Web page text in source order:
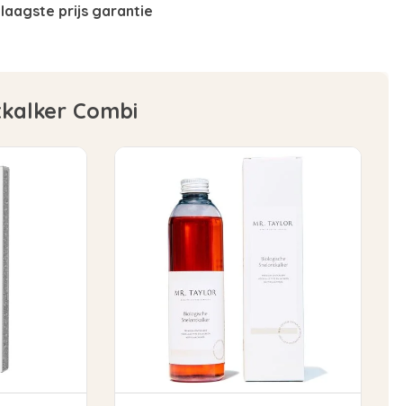
prijs garantie
Combi